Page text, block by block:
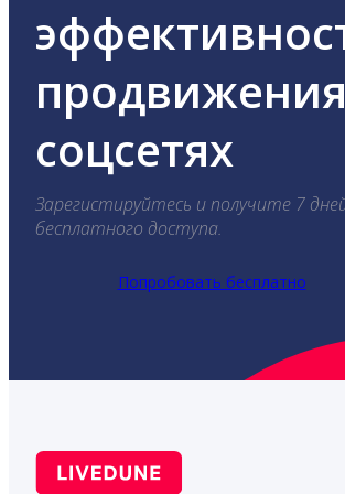
соцсетях
Зарегистируйтесь и получите 7
бесплатного доступа.
Попробовать бесплатно